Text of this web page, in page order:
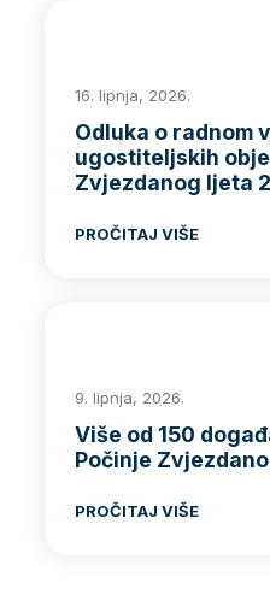
16. lipnja, 2026.
Odluka o radnom
ugostiteljskih
Zvjezdanog ljeta
PROČITAJ VIŠE
9. lipnja, 2026.
Više od 150
Počinje
PROČITAJ VIŠE